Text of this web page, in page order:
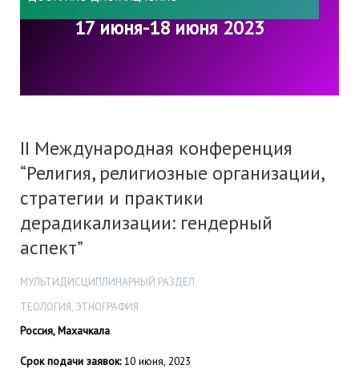
17 июня-18 июня 2023
II Международная конференция
“Религия, религиозные организации,
стратегии и практики
дерадикализации: гендерный
аспект”
МУЛЬТИДИСЦИПЛИНАРНЫЙ РАЗДЕЛ
ТЕОЛОГИЯ, ЭТНОГРАФИЯ
Россия, Махачкала
Срок подачи заявок:10 июня, 2023